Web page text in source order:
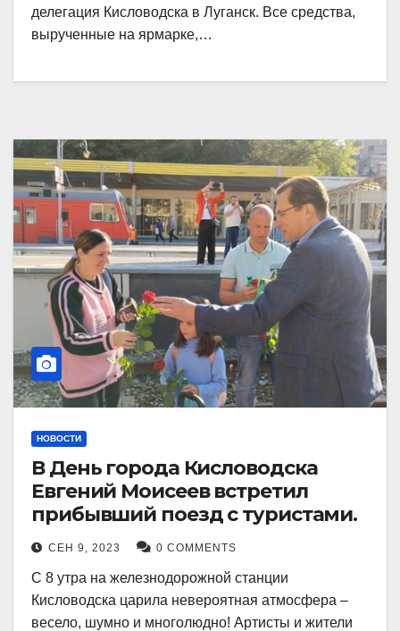
делегация Кисловодска в Луганск. Все средства,
вырученные на ярмарке,…
НОВОСТИ
В День города Кисловодска
Евгений Моисеев встретил
прибывший поезд с туристами.
СЕН 9, 2023 0 COMMENTS
С 8 утра на железнодорожной станции
Кисловодска царила невероятная атмосфера –
весело, шумно и многолюдно! Артисты и жители